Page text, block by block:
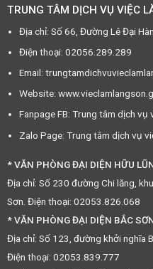
TRUNG TÂM DỊCH VỤ VIỆC
Địa chỉ: Số 66, Đường Lê Đại
Điện thoại: 02056.289.289
Email:
Website:
Fanpage FB: Trung tâm dịch vụ
Zalo Page: Trung tâm dịch vụ
* VĂN PHÒNG ĐẠI DIỆN HỮU
Địa chỉ: Số 230 đường Chi lăng,
Sơn. Điện thoại: 02053.826.068
* VĂN PHÒNG ĐẠI DIỆN BẮC
Địa chỉ: Số 123, đường khởi nghĩa
Điện thoại: 02053.839.777